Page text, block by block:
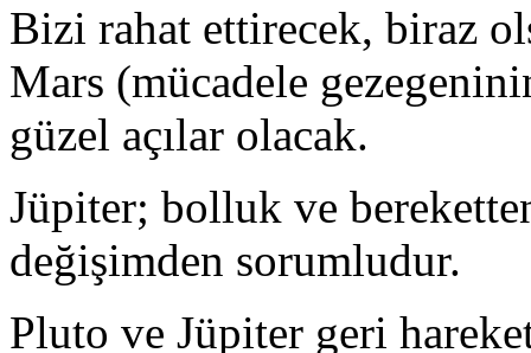
Bizi rahat ettirecek, biraz
Mars (mücadele
güzel açılar olacak.
Jüpiter; bolluk ve
değişimden sorumludur.
Pluto ve Jüpiter geri